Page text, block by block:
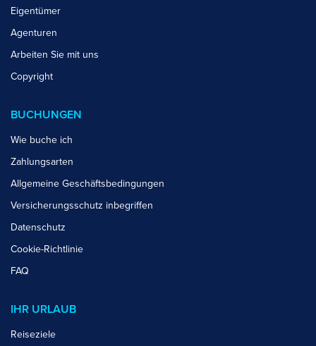
Eigentümer
Agenturen
Arbeiten Sie mit uns
Copyright
BUCHUNGEN
Wie buche ich
Zahlungsarten
Allgemeine Geschäftsbedingungen
Versicherungsschutz inbegriffen
Datenschutz
Cookie-Richtlinie
FAQ
IHR URLAUB
Reiseziele